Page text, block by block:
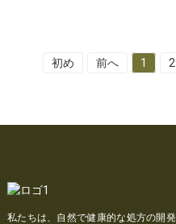
初め 前へ 1 2
私たちは、自然で健康的な処方の開